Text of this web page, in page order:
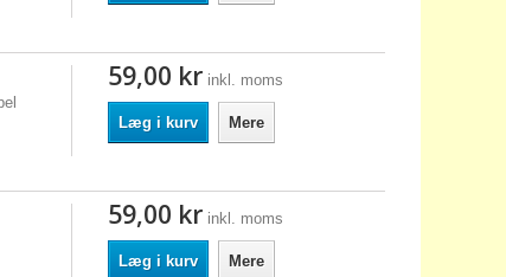
59,00 kr inkl. moms
Læg i kurv Mere
59,00 kr inkl. moms
Læg i kurv Mere